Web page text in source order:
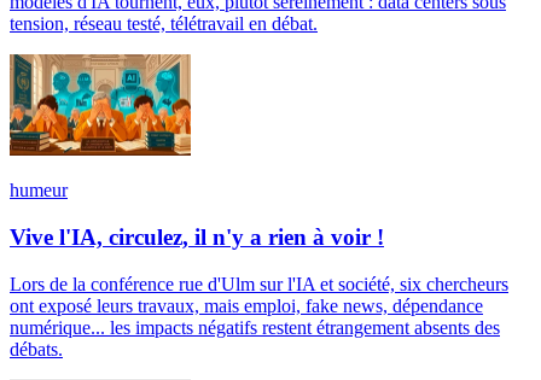
tension, réseau testé, télétravail en débat.
humeur
Vive l'IA, circulez, il n'y a rien à voir !
Lors de la conférence rue d'Ulm sur l'IA et société, six chercheurs
ont exposé leurs travaux, mais emploi, fake news, dépendance
numérique... les impacts négatifs restent étrangement absents des
débats.